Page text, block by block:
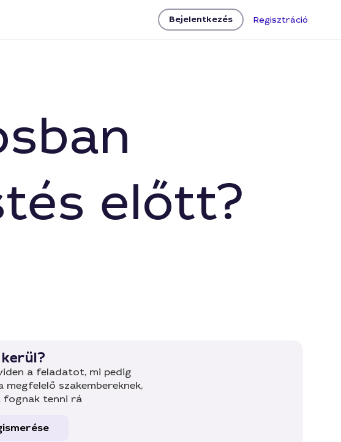
Bejelentkezés Regisztráció
előtt?
a feladatot, mi pedig
megfelelő szakembereknek,
fognak tenni rá